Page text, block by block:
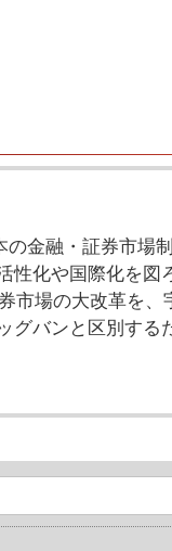
金融・証券市場
性化や国際化を図
市場の大改革を
グバンと区別す